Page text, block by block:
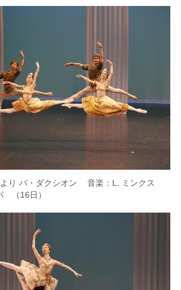
より パ・ダクシオン 音楽：L. ミンクス
（16日）